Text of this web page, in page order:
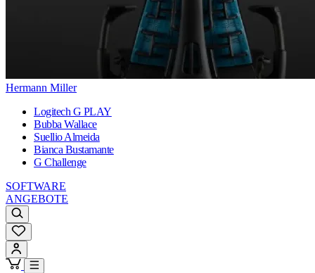
Hermann Miller
Logitech G PLAY
Bubba Wallace
Suellio Almeida
Bianca Bustamante
G Challenge
SOFTWARE
ANGEBOTE